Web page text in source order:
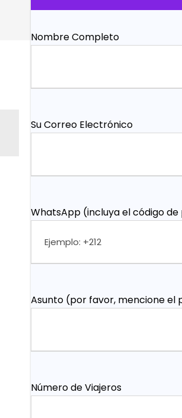
Nombre Completo
Su Correo Electrónico
WhatsApp (incluya el código de
Asunto (por favor, mencione el
Número de Viajeros